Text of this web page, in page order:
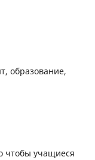
образование,
чтобы учащиеся